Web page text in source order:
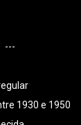
---
1930 e 1950